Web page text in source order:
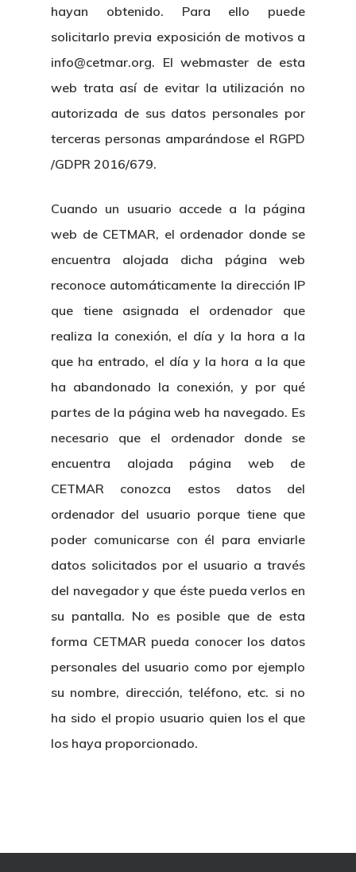
hayan obtenido. Para ello puede
solicitarlo previa exposición de motivos a
info@cetmar.org. El webmaster de esta
web trata así de evitar la utilización no
autorizada de sus datos personales por
terceras personas amparándose el RGPD
/GDPR 2016/679.
Cuando un usuario accede a la página
web de CETMAR, el ordenador donde se
encuentra alojada dicha página web
reconoce automáticamente la dirección IP
que tiene asignada el ordenador que
realiza la conexión, el día y la hora a la
que ha entrado, el día y la hora a la que
ha abandonado la conexión, y por qué
partes de la página web ha navegado. Es
necesario que el ordenador donde se
encuentra alojada página web de
CETMAR conozca estos datos del
ordenador del usuario porque tiene que
poder comunicarse con él para enviarle
datos solicitados por el usuario a través
del navegador y que éste pueda verlos en
su pantalla. No es posible que de esta
forma CETMAR pueda conocer los datos
personales del usuario como por ejemplo
su nombre, dirección, teléfono, etc. si no
ha sido el propio usuario quien los el que
los haya proporcionado.